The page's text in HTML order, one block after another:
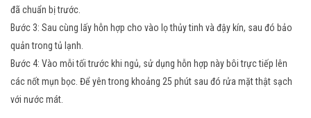
đã chuẩn bị trước.
Bước 3: Sau cùng lấy hỗn hợp cho vào lọ thủy tinh và đậy kín, sau đó bảo
quản trong tủ lạnh.
Bước 4: Vào mỗi tối trước khi ngủ, sử dụng hỗn hợp này bôi trực tiếp lên
các nốt mụn bọc. Để yên trong khoảng 25 phút sau đó rửa mặt thật sạch
với nước mát.